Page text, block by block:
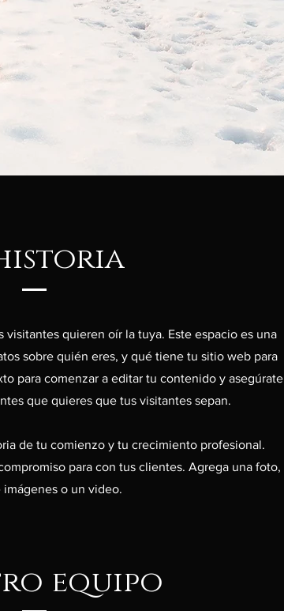
quieren oír la tuya. Este espacio es una
sobre quién eres, y qué tiene tu sitio web para
para comenzar a editar tu contenido y asegúrate
que quieres que tus visitantes sepan.
de tu comienzo y tu crecimiento profesional.
para con tus clientes. Agrega una foto,
imágenes o un video.
equipo